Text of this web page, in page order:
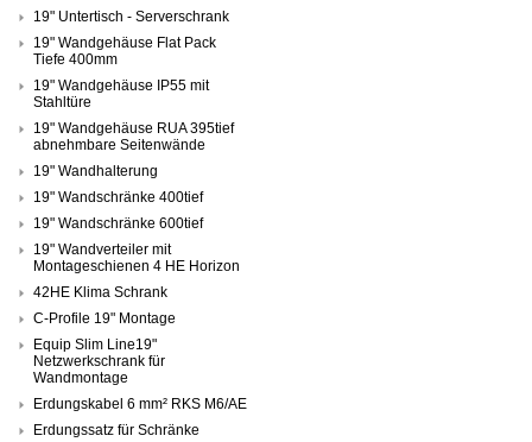
19" Untertisch - Serverschrank
19" Wandgehäuse Flat Pack
Tiefe 400mm
19" Wandgehäuse IP55 mit
Stahltüre
19" Wandgehäuse RUA 395tief
abnehmbare Seitenwände
19" Wandhalterung
19" Wandschränke 400tief
19" Wandschränke 600tief
19" Wandverteiler mit
Montageschienen 4 HE Horizon
42HE Klima Schrank
C-Profile 19" Montage
Equip Slim Line19"
Netzwerkschrank für
Wandmontage
Erdungskabel 6 mm² RKS M6/AE
Erdungssatz für Schränke